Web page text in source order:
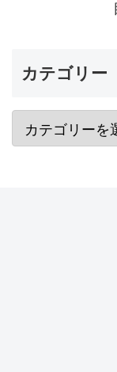
カテゴリー